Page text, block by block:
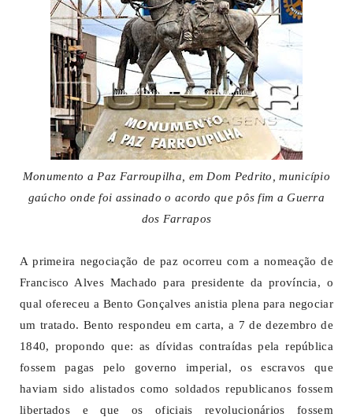
Monumento a Paz Farroupilha, em Dom Pedrito, município
gaúcho onde foi assinado o acordo que pôs fim a Guerra
dos Farrapos
A primeira negociação de paz ocorreu com a nomeação de
Francisco Alves Machado para presidente da província, o
qual ofereceu a Bento Gonçalves anistia plena para negociar
um tratado. Bento respondeu em carta, a 7 de dezembro de
1840, propondo que: as dívidas contraídas pela república
fossem pagas pelo governo imperial, os escravos que
haviam sido alistados como soldados republicanos fossem
libertados e que os oficiais revolucionários fossem